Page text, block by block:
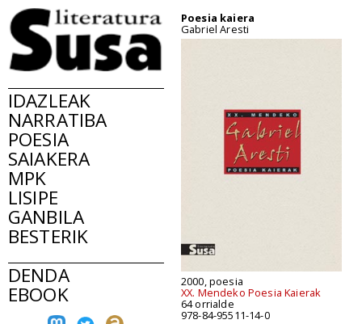
IDAZLEAK
NARRATIBA
POESIA
SAIAKERA
MPK
LISIPE
GANBILA
BESTERIK
DENDA
EBOOK
Poesia kaiera
Gabriel Aresti
2000, poesia
XX. Mendeko Poesia Kaierak
64 orrialde
978-84-95511-14-0